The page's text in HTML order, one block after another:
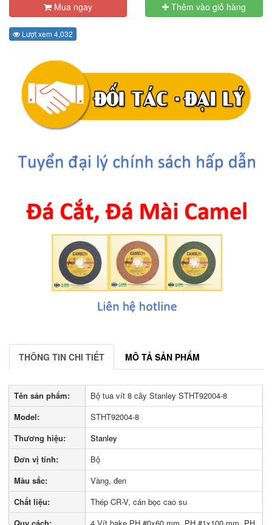
Mua ngay Thêm vào giỏ hàng
Lượt xem 4,032
THÔNG TIN CHI TIẾT MÔ TẢ SẢN PHẨM
Tên sản phẩm:
Bộ tua vít 8 cây Stanley STHT92004-8
Model:
STHT92004-8
Thương hiệu:
Stanley
Đơn vị tính:
Bộ
Màu sắc:
Vàng, đen
Chất liệu:
Thép CR-V, cán bọc cao su
Quy cách:
4 Vít bake PH #0x60 mm, PH #1x100 mm, PH